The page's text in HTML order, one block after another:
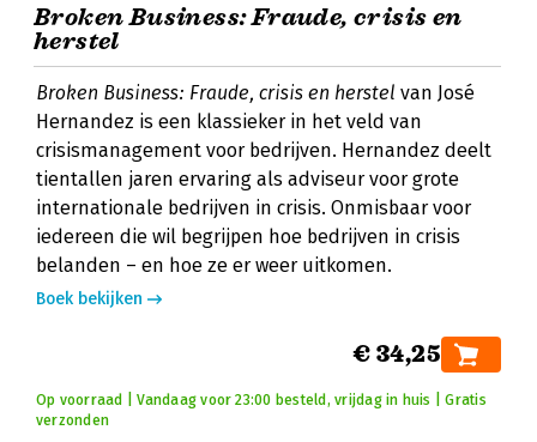
Broken Business: Fraude, crisis en
herstel
Broken Business: Fraude, crisis en herstel van José
Hernandez is een klassieker in het veld van
crisismanagement voor bedrijven. Hernandez deelt
tientallen jaren ervaring als adviseur voor grote
internationale bedrijven in crisis. Onmisbaar voor
iedereen die wil begrijpen hoe bedrijven in crisis
belanden – en hoe ze er weer uitkomen.
Boek bekijken
€ 34,25
Op voorraad | Vandaag voor 23:00 besteld, vrijdag in huis | Gratis
verzonden